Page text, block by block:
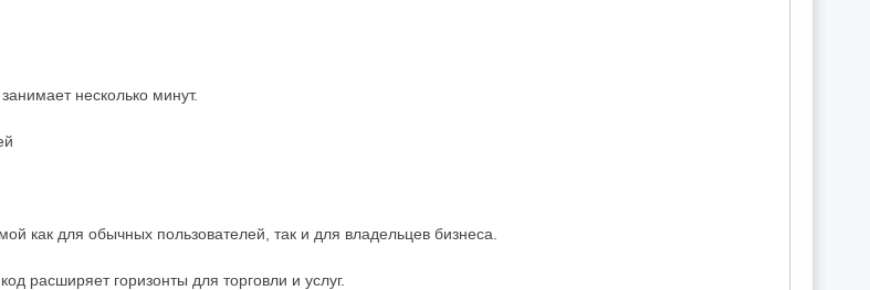
несколько минут.
как для обычных пользователей, так и для владельцев бизнеса.
расширяет горизонты для торговли и услуг.